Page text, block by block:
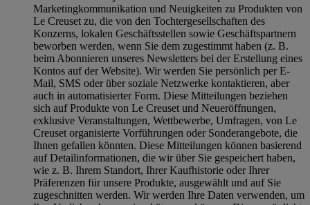
Marketingkommunikation und Neuigkeiten zu Produkten von
Le Creuset zu, die von den Tochtergesellschaften des
Konzerns, lokalen Geschäftsstellen sowie Geschäftspartnern
beworben werden, wenn Sie dem zugestimmt haben (z. B.
beim Abonnieren unseres Newsletters bei der Erstellung eines
Kontos auf der Website). Wir werden Sie persönlich per E-
Mail, SMS oder über soziale Netzwerke kontaktieren, aber
auch in automatisierter Form. Diese Mitteilungen beziehen
sich auf Produkte von Le Creuset und Neueröffnungen,
exklusive Veranstaltungen, Wettbewerbe, Umfragen, von Le
Creuset organisierte Vorführungen oder Sonderangebote, die
Ihnen gefallen könnten. Diese Mitteilungen können basierend
auf Detailinformationen, die wir über Sie gespeichert haben,
wie z. B. Ihrem Standort, Ihrer Kaufhistorie oder Ihrer
Präferenzen für unsere Produkte, ausgewählt und auf Sie
zugeschnitten werden. Wir werden Ihre Daten verwenden, um